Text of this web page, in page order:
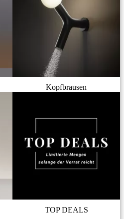
Kopfbrausen
TOP DEALS